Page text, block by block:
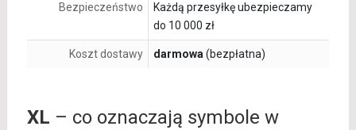
Bezpieczeństwo
Każdą przesyłkę ubezpieczamy
do 10 000 zł
Koszt dostawy darmowa (bezpłatna)
XL – co oznaczają symbole w